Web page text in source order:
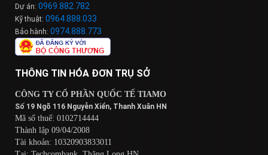
Dự án: 0969.882.782
Kỹ thuật: 0964.888.033
Bảo hành: 0974.888.773
THÔNG TIN HÓA ĐƠN TRỤ SỞ
CÔNG TY CỔ PHẦN QUỐC TẾ TIAMO
Số 19 Ngõ 116 Nguyễn Xiển, Thanh Xuân HN
Mã số thuế: 0102714444
Thành lập 09/04/2008
Tài khoản: 10320903833011